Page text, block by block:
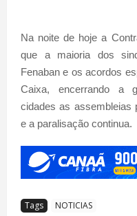
Na noite de hoje a
que a maioria dos
Fenaban e os acordos
Caixa, encerrando a
cidades as assembleias
e a paralisação continua.
Tags NOTICIAS